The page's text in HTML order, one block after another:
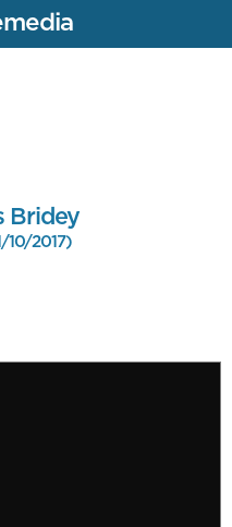
Bridey
10/2017)